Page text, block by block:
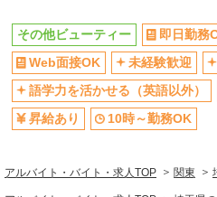
未経験歓迎
ボーナス・賞与あり
交通費支給
社員登用あり
その他ビューティー 即日勤務
Web面接OK
未経験歓迎
語学力を活かせる（英語以外）
昇給あり
10時～勤務OK
アルバイト・バイト・求人TOP 関東